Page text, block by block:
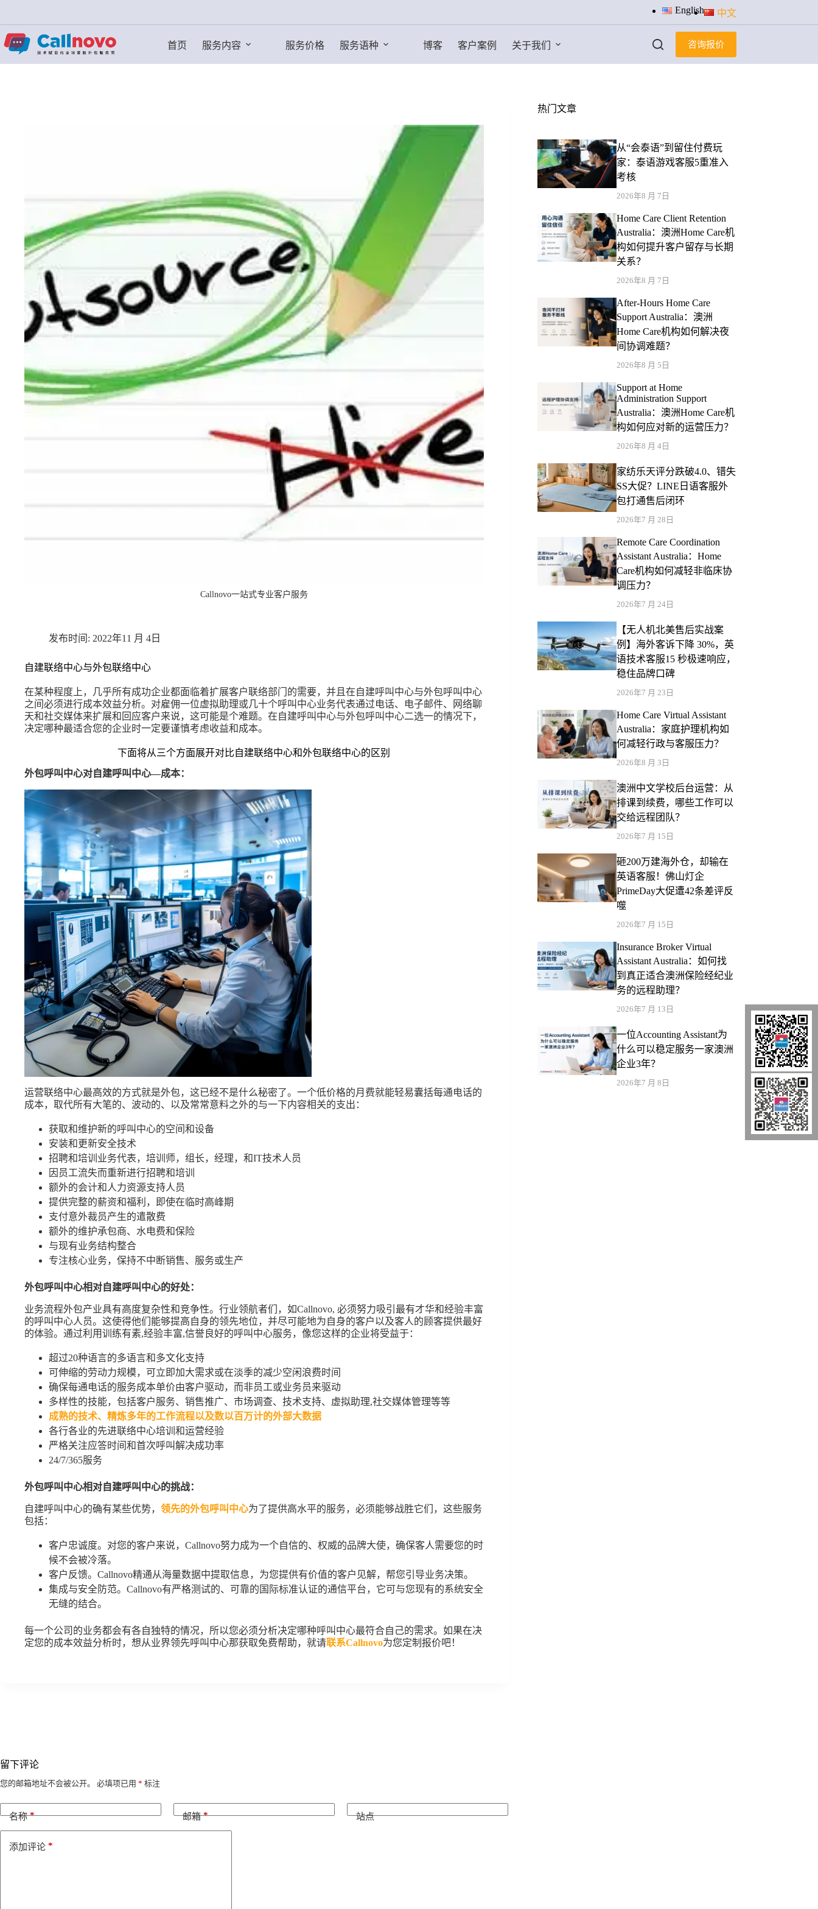
过
内
容
English 中文
首页 服务内容 服务价格 服务语种 博客 客户案例 关于我们 咨询报价
Callnovo一站式专业客户服务
2022年11 月 4日
自建联络中心与外包联络中心
在某种程度上，几乎所有成功企业都面临着扩展客户联络部门的需要，并且在自建呼叫中心与外包呼叫中心
之间必须进行成本效益分析。对雇佣一位虚拟助理或几十个呼叫中心业务代表通过电话、电子邮件、网络聊
天和社交媒体来扩展和回应客户来说，这可能是个难题。在自建呼叫中心与外包呼叫中心二选一的情况下，
决定哪种最适合您的企业时一定要谨慎考虑收益和成本。
下面将从三个方面展开对比自建联络中心和外包联络中心的区别
外包呼叫中心对自建呼叫中心—成本：
运营联络中心最高效的方式就是外包，这已经不是什么秘密了。一个低价格的月费就能轻易囊括每通电话的
成本，取代所有大笔的、波动的、以及常常意料之外的与一下内容相关的支出：
获取和维护新的呼叫中心的空间和设备
安装和更新安全技术
招聘和培训业务代表，培训师，组长，经理，和IT技术人员
因员工流失而重新进行招聘和培训
额外的会计和人力资源支持人员
提供完整的薪资和福利，即使在临时高峰期
支付意外裁员产生的遣散费
额外的维护承包商、水电费和保险
与现有业务结构整合
专注核心业务，保持不中断销售、服务或生产
外包呼叫中心相对自建呼叫中心的好处：
业务流程外包产业具有高度复杂性和竞争性。行业领航者们，如Callnovo, 必须努力吸引最有才华和经验丰富
的呼叫中心人员。这使得他们能够提高自身的领先地位，并尽可能地为自身的客户以及客人的顾客提供最好
的体验。通过利用训练有素,经验丰富,信誉良好的呼叫中心服务，像您这样的企业将受益于：
超过20种语言的多语言和多文化支持
可伸缩的劳动力规模，可立即加大需求或在淡季的减少空闲浪费时间
确保每通电话的服务成本单价由客户驱动，而非员工或业务员来驱动
多样性的技能，包括客户服务、销售推广、市场调查、技术支持、虚拟助理,社交媒体管理等等
成熟的技术、精炼多年的工作流程以及数以百万计的外部大数据
各行各业的先进联络中心培训和运营经验
严格关注应答时间和首次呼叫解决成功率
24/7/365服务
外包呼叫中心相对自建呼叫中心的挑战：
自建呼叫中心的确有某些优势， 领先的外包呼叫中心为了提供高水平的服务，必须能够战胜它们，这些服务
包括：
客户忠诚度。对您的客户来说，Callnovo努力成为一个自信的、权威的品牌大使，确保客人需要您的时
候不会被冷落。
客户反馈。Callnovo精通从海量数据中提取信息，为您提供有价值的客户见解，帮您引导业务决策。
集成与安全防范。Callnovo有严格测试的、可靠的国际标准认证的通信平台，它可与您现有的系统安全
无缝的结合。
每一个公司的业务都会有各自独特的情况，所以您必须分析决定哪种呼叫中心最符合自己的需求。如果在决
定您的成本效益分析时，想从业界领先呼叫中心那获取免费帮助，就请联系Callnovo为您定制报价吧！
热门文章
从“会泰语”到留住付费玩
家：泰语游戏客服5重准入
考核
2026年8 月 7日
Home Care Client Retention
Australia：澳洲Home Care机
构如何提升客户留存与长期
关系？
2026年8 月 7日
After-Hours Home Care
Support Australia：澳洲
Home Care机构如何解决夜
间协调难题？
2026年8 月 5日
Support at Home
Administration Support
Australia：澳洲Home Care机
构如何应对新的运营压力？
2026年8 月 4日
家纺乐天评分跌破4.0、错失
SS大促？LINE日语客服外
包打通售后闭环
2026年7 月 28日
Remote Care Coordination
Assistant Australia：Home
Care机构如何减轻非临床协
调压力？
2026年7 月 24日
【无人机北美售后实战案
例】海外客诉下降 30%，英
语技术客服15 秒极速响应，
稳住品牌口碑
2026年7 月 23日
Home Care Virtual Assistant
Australia：家庭护理机构如
何减轻行政与客服压力？
2026年8 月 3日
澳洲中文学校后台运营：从
排课到续费，哪些工作可以
交给远程团队？
2026年7 月 15日
砸200万建海外仓，却输在
英语客服！佛山灯企
PrimeDay大促遭42条差评反
噬
2026年7 月 15日
Insurance Broker Virtual
Assistant Australia：如何找
到真正适合澳洲保险经纪业
务的远程助理？
2026年7 月 13日
一位Accounting Assistant为
什么可以稳定服务一家澳洲
企业3年？
2026年7 月 8日
留下评论
您的邮箱地址不会被公开。 必填项已用 * 标注
名称* 邮箱* 站点
添加评论 *
A
t
e